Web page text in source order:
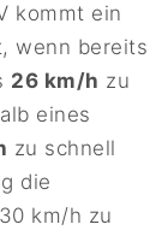
kommt ein
wenn bereits
26 km/h zu
eines
zu schnell
die
km/h zu